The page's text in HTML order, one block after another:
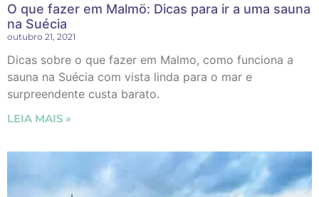
O que fazer em Malmö: Dicas para ir a uma sauna
na Suécia
outubro 21, 2021
Dicas sobre o que fazer em Malmo, como funciona a
sauna na Suécia com vista linda para o mar e
surpreendente custa barato.
LEIA MAIS »